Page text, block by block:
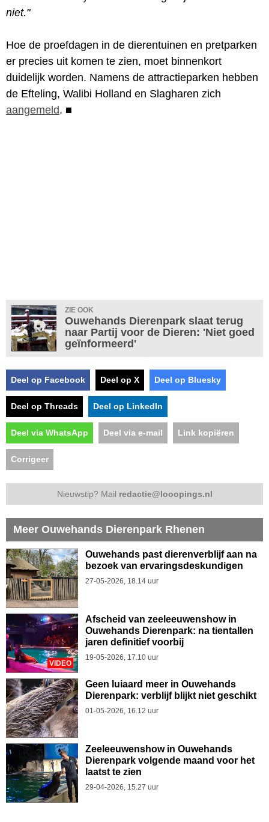
niet."
Hoe de proefdagen in de dierentuinen en pretparken
er precies uit komen te zien, moet binnenkort
duidelijk worden. Namens de attractieparken hebben
de Efteling, Walibi Holland en Slagharen zich
aangemeld. ■
ZIE OOK
Ouwehands Dierenpark slaat terug
naar Partij voor de Dieren: 'Niet goed
geïnformeerd'
Deel op Facebook Deel op X Deel op Bluesky
Deel op Threads Deel op LinkedIn
Deel via WhatsApp Deel via e-mail Link kopiëren
Corrigeer
Nieuwstip? Mail redactie@looopings.nl
Meer Ouwehands Dierenpark Rhenen
Ouwehands past dierenverblijf aan na
bezoek van ervaringsdeskundigen
27-05-2026, 18.14 uur
VIDEO
Afscheid van zeeleeuwenshow in
Ouwehands Dierenpark: na tientallen
jaren definitief voorbij
19-05-2026, 17.10 uur
Geen luiaard meer in Ouwehands
Dierenpark: verblijf blijkt niet geschikt
01-05-2026, 16.12 uur
Zeeleeuwenshow in Ouwehands
Dierenpark volgende maand voor het
laatst te zien
29-04-2026, 15.27 uur